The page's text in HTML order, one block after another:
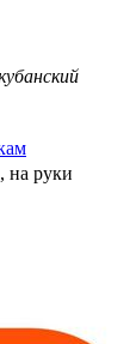
на руки